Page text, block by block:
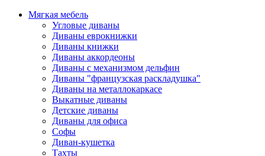
Мягкая мебель
Угловые диваны
Диваны еврокнижки
Диваны книжки
Диваны аккордеоны
Диваны с механизмом дельфин
Диваны "французская раскладушка"
Диваны на металлокаркасе
Выкатные диваны
Детские диваны
Диваны для офиса
Софы
Диван-кушетка
Тахты